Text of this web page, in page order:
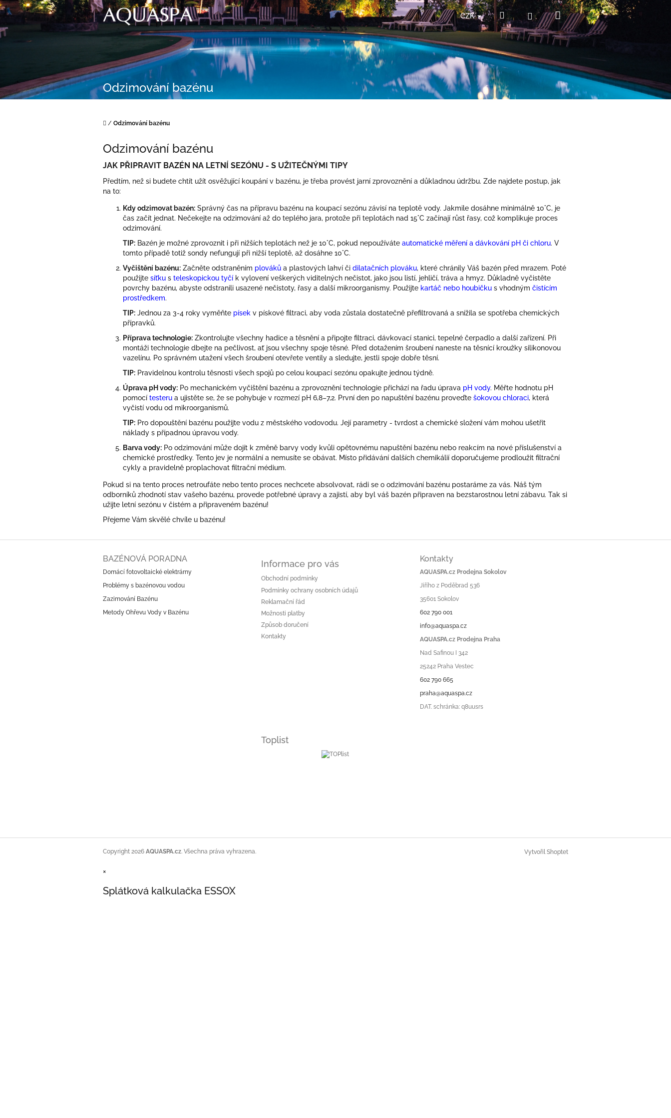
Přejít
na
CZK HledatPřihlášeníNákupní
košík
Odzimování bazénu
Domů
/ Odzimování bazénu
Odzimování bazénu
JAK PŘIPRAVIT BAZÉN NA LETNÍ SEZÓNU - S UŽITEČNÝMI TIPY
Předtím, než si budete chtít užít osvěžující koupání v bazénu, je třeba provést jarní zprovoznění a důkladnou údržbu. Zde najdete postup, jak
na to:
Kdy odzimovat bazén: Správný čas na přípravu bazénu na koupací sezónu závisí na teplotě vody. Jakmile dosáhne minimálně 10°C, je
čas začít jednat. Nečekejte na odzimování až do teplého jara, protože při teplotách nad 15°C začínají růst řasy, což komplikuje proces
odzimování.
TIP: Bazén je možné zprovoznit i při nižších teplotách než je 10°C, pokud nepoužíváte automatické měření a dávkování pH či chloru. V
tomto případě totiž sondy nefungují při nižší teplotě, až dosáhne 10°C.
Vyčištění bazénu: Začněte odstraněním plováků a plastových lahví či dilatačních plováku, které chránily Váš bazén před mrazem. Poté
použijte síťku s teleskopickou tyčí k vylovení veškerých viditelných nečistot, jako jsou listí, jehličí, tráva a hmyz. Důkladně vyčistěte
povrchy bazénu, abyste odstranili usazené nečistoty, řasy a další mikroorganismy. Použijte kartáč nebo houbičku s vhodným čistícím
prostředkem.
TIP: Jednou za 3-4 roky vyměňte písek v pískové filtraci, aby voda zůstala dostatečně přefiltrovaná a snížila se spotřeba chemických
přípravků.
Příprava technologie: Zkontrolujte všechny hadice a těsnění a připojte filtraci, dávkovací stanici, tepelné čerpadlo a další zařízení. Při
montáži technologie dbejte na pečlivost, ať jsou všechny spoje těsné. Před dotažením šroubení naneste na těsnící kroužky silikonovou
vazelínu. Po správném utažení všech šroubení otevřete ventily a sledujte, jestli spoje dobře těsní.
TIP: Pravidelnou kontrolu těsnosti všech spojů po celou koupací sezónu opakujte jednou týdně.
Úprava pH vody: Po mechanickém vyčištění bazénu a zprovoznění technologie přichází na řadu úprava pH vody. Měřte hodnotu pH
pomocí testeru a ujistěte se, že se pohybuje v rozmezí pH 6,8–7,2. První den po napuštění bazénu proveďte šokovou chloraci, která
vyčistí vodu od mikroorganismů.
TIP: Pro dopouštění bazénu použijte vodu z městského vodovodu. Její parametry - tvrdost a chemické složení vám mohou ušetřit
náklady s případnou úpravou vody.
Barva vody: Po odzimování může dojít k změně barvy vody kvůli opětovnému napuštění bazénu nebo reakcím na nové příslušenství a
chemické prostředky. Tento jev je normální a nemusíte se obávat. Místo přidávání dalších chemikálií doporučujeme prodloužit filtrační
cykly a pravidelně proplachovat filtrační médium.
Pokud si na tento proces netroufáte nebo tento proces nechcete absolvovat, rádi se o odzimování bazénu postaráme za vás. Náš tým
odborníků zhodnotí stav vašeho bazénu, provede potřebné úpravy a zajistí, aby byl váš bazén připraven na bezstarostnou letní zábavu. Tak si
užijte letní sezónu v čistém a připraveném bazénu!
Přejeme Vám skvělé chvíle u bazénu!
BAZÉNOVÁ PORADNA
Domácí fotovoltaické elektrárny
Problémy s bazénovou vodou
Zazimování Bazénu
Metody Ohřevu Vody v Bazénu
Informace pro vás
Obchodní podmínky
Podmínky ochrany osobních údajů
Reklamační řád
Možnosti platby
Způsob doručení
Kontakty
Kontakty
AQUASPA.cz Prodejna Sokolov
Jiřího z Poděbrad 536
35601 Sokolov
602 790 001
info@aquaspa.cz
AQUASPA.cz Prodejna Praha
Nad Safinou I 342
25242 Praha Vestec
602 790 665
praha@aquaspa.cz
DAT. schránka: q8uusrs
Toplist
Vytvořil Shoptet
Copyright 2026 AQUASPA.cz. Všechna práva vyhrazena.
×
Splátková kalkulačka ESSOX